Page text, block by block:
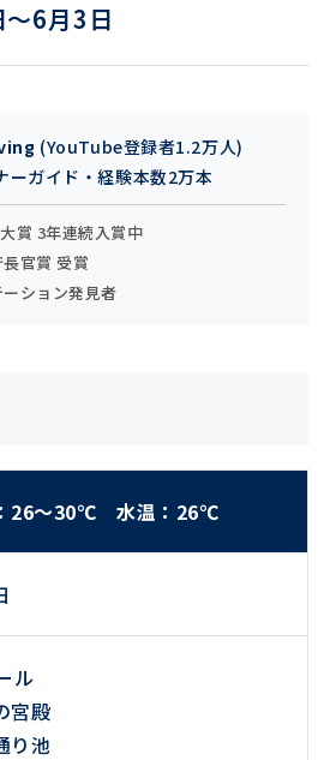
6月3日
(YouTube登録者1.2万人)
ーガイド・経験本数2万本
賞 3年連続入賞中
官賞 受賞
ション発見者
26〜30℃ 水温：26℃
ル
宮殿
り池